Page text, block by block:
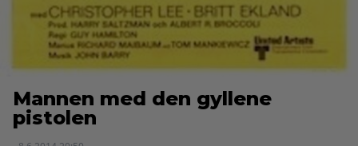
Mannen med den gyllene
pistolen